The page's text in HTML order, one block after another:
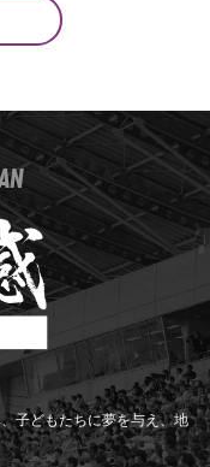
子どもたちに夢を与え、地